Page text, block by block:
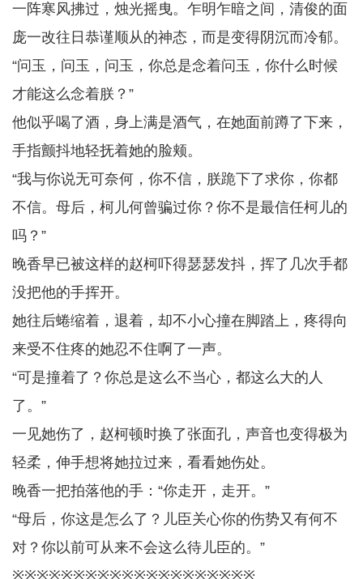
一阵寒风拂过，烛光摇曳。乍明乍暗之间，清俊的面
庞一改往日恭谨顺从的神态，而是变得阴沉而冷郁。
“问玉，问玉，问玉，你总是念着问玉，你什么时候
才能这么念着朕？”
他似乎喝了酒，身上满是酒气，在她面前蹲了下来，
手指颤抖地轻抚着她的脸颊。
“我与你说无可奈何，你不信，朕跪下了求你，你都
不信。母后，柯儿何曾骗过你？你不是最信任柯儿的
吗？”
晚香早已被这样的赵柯吓得瑟瑟发抖，挥了几次手都
没把他的手挥开。
她往后蜷缩着，退着，却不小心撞在脚踏上，疼得向
来受不住疼的她忍不住啊了一声。
“可是撞着了？你总是这么不当心，都这么大的人
了。”
一见她伤了，赵柯顿时换了张面孔，声音也变得极为
轻柔，伸手想将她拉过来，看看她伤处。
晚香一把拍落他的手：“你走开，走开。”
“母后，你这是怎么了？儿臣关心你的伤势又有何不
对？你以前可从来不会这么待儿臣的。”
※※※※※※※※※※※※※※※※※※※※